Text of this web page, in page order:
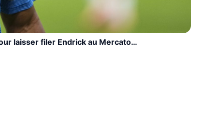
laisser filer Endrick au Mercato…